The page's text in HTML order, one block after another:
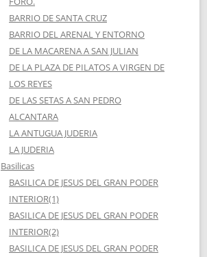
BARRIO DE SANTA CRUZ
BARRIO DEL ARENAL Y ENTORNO
DE LA MACARENA A SAN JULIAN
DE LA PLAZA DE PILATOS A VIRGEN DE
LOS REYES
DE LAS SETAS A SAN PEDRO
ALCANTARA
LA ANTUGUA JUDERIA
LA JUDERIA
Basilicas
BASILICA DE JESUS DEL GRAN PODER
INTERIOR(1)
BASILICA DE JESUS DEL GRAN PODER
INTERIOR(2)
BASILICA DE JESUS DEL GRAN PODER